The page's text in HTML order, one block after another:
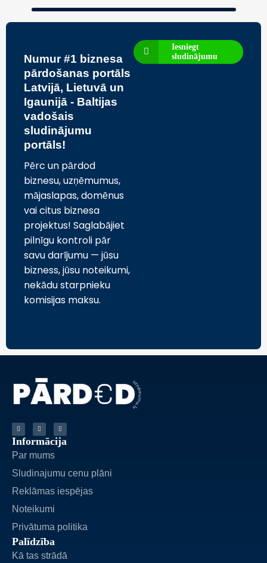
Numur #1 biznesa
pārdošanas portāls
Latvijā, Lietuvā un
Igaunijā - Baltijas
vadošais
sludinājumu
portāls!
Pērc un pārdod
biznesu, uzņēmumus,
mājaslapas, domēnus
vai citus biznesa
projektus! Saglabājiet
pilnīgu kontroli pār
savu darījumu — jūsu
bizness, jūsu noteikumi,
nekādu starpnieku
komisijas maksu.
Iesniegt
sludinājumu
Informācija
Par mums
Sludinajumu cenu plāni
Reklāmas iespējas
Noteikumi
Privātuma politika
Palīdzība
Kā tas strādā